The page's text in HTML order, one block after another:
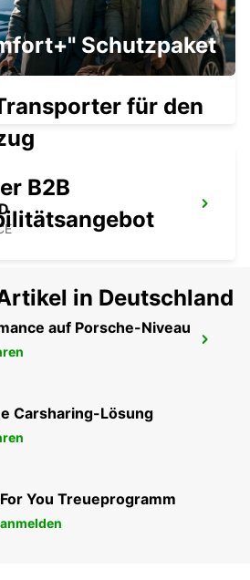
COMTE TGV
Schutzpaket
für den
B2B
in Deutschland
auf Porsche-Niveau
Carsharing-Lösung
You Treueprogramm